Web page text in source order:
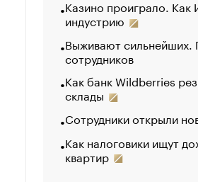
Казино проиграло.
индустрию
Выживают сильнейших.
сотрудников
Как банк Wildberries
склады
Сотрудники открыли
Как налоговики ищут
квартир